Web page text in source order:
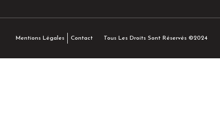
Mentions Légales Contact Tous Les Droits Sont Réservés ©2024